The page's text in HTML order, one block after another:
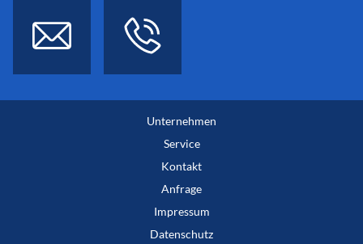
Unternehmen
Service
Kontakt
Anfrage
Impressum
Datenschutz